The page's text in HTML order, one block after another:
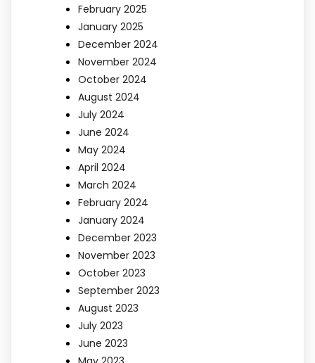
February 2025
January 2025
December 2024
November 2024
October 2024
August 2024
July 2024
June 2024
May 2024
April 2024
March 2024
February 2024
January 2024
December 2023
November 2023
October 2023
September 2023
August 2023
July 2023
June 2023